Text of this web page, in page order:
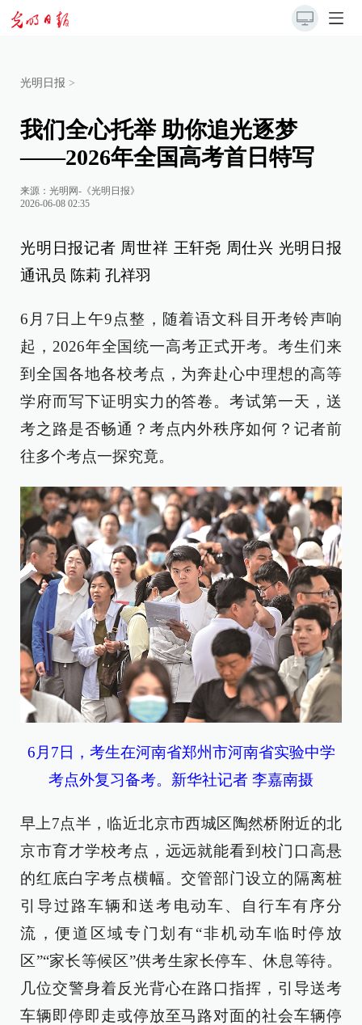
光明日报 >
我们全心托举 助你追光逐梦
——2026年全国高考首日特写
来源： 光明网-《光明日报》
2026-06-08 02:35
光明日报记者 周世祥 王轩尧 周仕兴 光明日报
通讯员 陈莉 孔祥羽
6月7日上午9点整，随着语文科目开考铃声响
起，2026年全国统一高考正式开考。考生们来
到全国各地各校考点，为奔赴心中理想的高等
学府而写下证明实力的答卷。考试第一天，送
考之路是否畅通？考点内外秩序如何？记者前
往多个考点一探究竟。
6月7日，考生在河南省郑州市河南省实验中学
考点外复习备考。新华社记者 李嘉南摄
早上7点半，临近北京市西城区陶然桥附近的北
京市育才学校考点，远远就能看到校门口高悬
的红底白字考点横幅。交管部门设立的隔离桩
引导过路车辆和送考电动车、自行车有序分
流，便道区域专门划有“非机动车临时停放
区”“家长等候区”供考生家长停车、休息等待。
几位交警身着反光背心在路口指挥，引导送考
车辆即停即走或停放至马路对面的社会车辆停